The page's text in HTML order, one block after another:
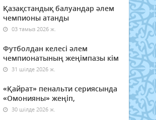
Қазақстандық балуандар әлем
чемпионы атанды
03 тамыз 2026 ж.
Футболдан келесі әлем
чемпионатының жеңімпазы кім
31 шілде 2026 ж.
«Қайрат» пенальти сериясында
«Омонияны» жеңіп,
30 шілде 2026 ж.